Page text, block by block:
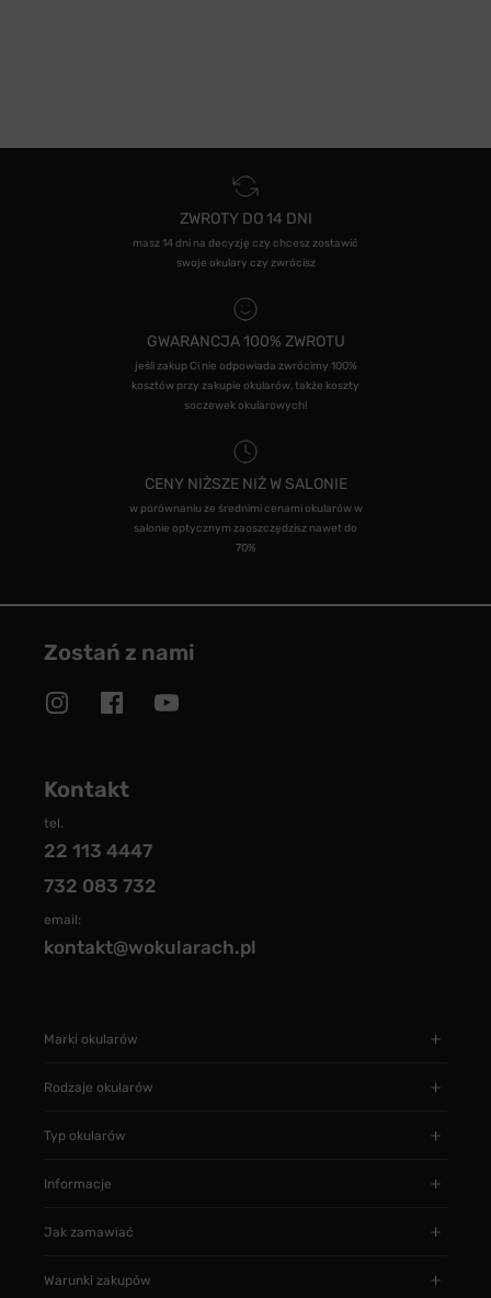
ZWROTY DO 14 DNI
masz 14 dni na decyzję czy chcesz zostawić
swoje okulary czy zwrócisz
GWARANCJA 100% ZWROTU
jeśli zakup Ci nie odpowiada zwrócimy 100%
kosztów przy zakupie okularów, także koszty
soczewek okularowych!
CENY NIŻSZE NIŻ W SALONIE
w porównaniu ze średnimi cenami okularów w
salonie optycznym zaoszczędzisz nawet do
70%
Zostań z nami
Kontakt
tel.
22 113 4447
732 083 732
email:
kontakt@wokularach.pl
Marki okularów
Rodzaje okularów
Typ okularów
Informacje
Jak zamawiać
Warunki zakupów